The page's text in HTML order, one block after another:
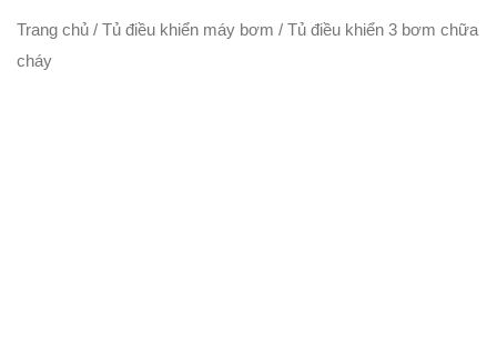
Trang chủ / Tủ điều khiển máy bơm / Tủ điều khiển 3 bơm chữa
cháy